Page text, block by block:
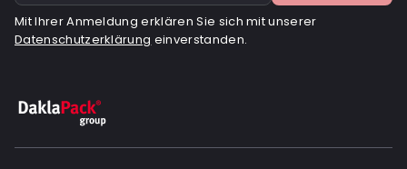
Mit Ihrer Anmeldung erklären Sie sich mit unserer
Datenschutzerklärung einverstanden.